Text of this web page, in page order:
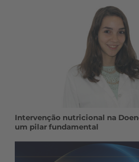
Intervenção nutricional na
um pilar fundamental